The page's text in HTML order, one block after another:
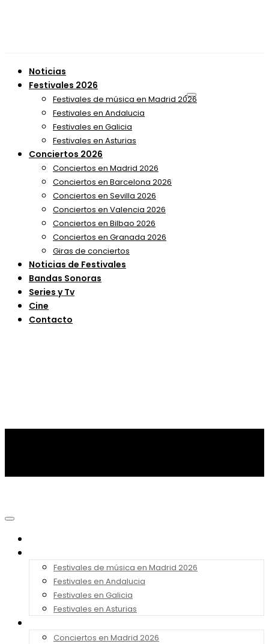
Noticias
Festivales 2026
Festivales de música en Madrid 2026
Festivales en Andalucia
Festivales en Galicia
Festivales en Asturias
Conciertos 2026
Conciertos en Madrid 2026
Conciertos en Barcelona 2026
Conciertos en Sevilla 2026
Conciertos en Valencia 2026
Conciertos en Bilbao 2026
Conciertos en Granada 2026
Giras de conciertos
Noticias de Festivales
Bandas Sonoras
Series y Tv
Cine
Contacto
Festivales de música en Madrid 2026
Festivales en Andalucia
Festivales en Galicia
Festivales en Asturias
Conciertos en Madrid 2026